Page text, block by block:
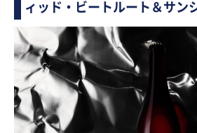
ィッド・ビートルート＆サン